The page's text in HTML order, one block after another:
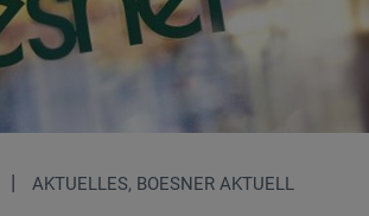
| AKTUELLES, BOESNER AKTUELL